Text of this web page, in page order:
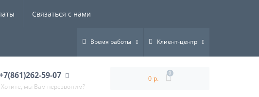
Связаться с нами
Время работы Клиент-центр
59-07
Хотите, мы Вам перезвоним?
0 р.
0